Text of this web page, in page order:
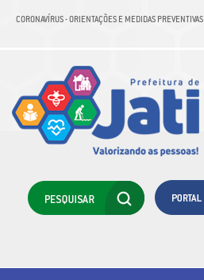
CORONAVÍRUS - ORIENTAÇÕES E MEDIDAS PREVENTIVAS